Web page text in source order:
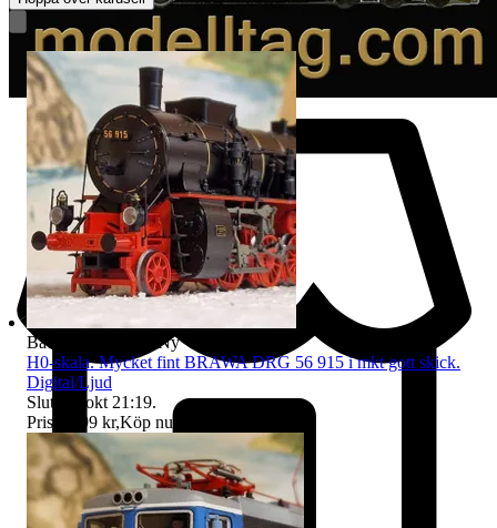
Badge på objektet:
Ny
H0-skala. Mycket fint BRAWA DRG 56 915 i mkt gott skick.
Digital/Ljud
Sluttid
5 okt 21:19.
Pris:
1 899 kr,Köp nu